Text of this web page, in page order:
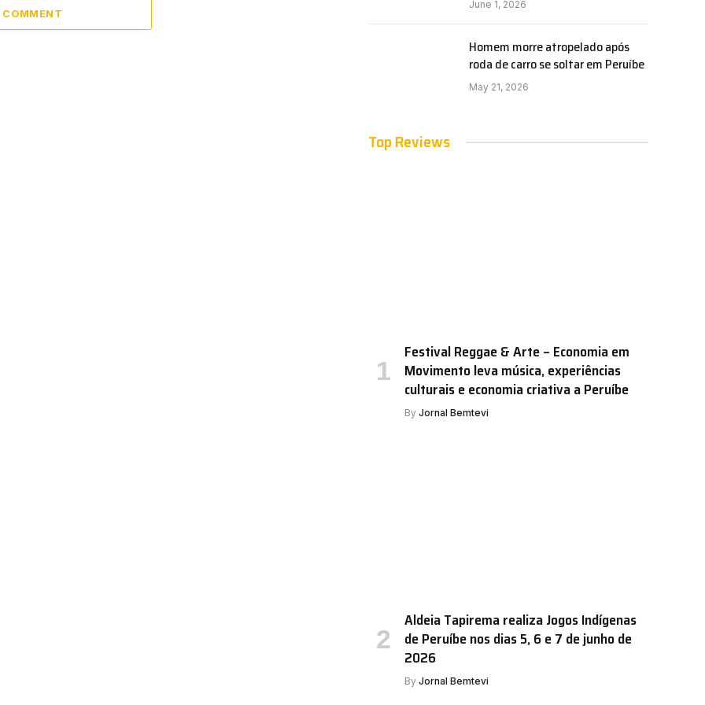
COMMENT
June 1, 2026
Homem morre atropelado após
roda de carro se soltar em Peruíbe
May 21, 2026
Top Reviews
Festival Reggae & Arte – Economia em
Movimento leva música, experiências
culturais e economia criativa a Peruíbe
By Jornal Bemtevi
Aldeia Tapirema realiza Jogos Indígenas
de Peruíbe nos dias 5, 6 e 7 de junho de
2026
By Jornal Bemtevi